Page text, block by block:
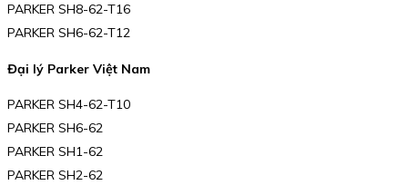
PARKER SH8-62-T16
PARKER SH6-62-T12
Đại lý Parker Việt Nam
PARKER SH4-62-T10
PARKER SH6-62
PARKER SH1-62
PARKER SH2-62